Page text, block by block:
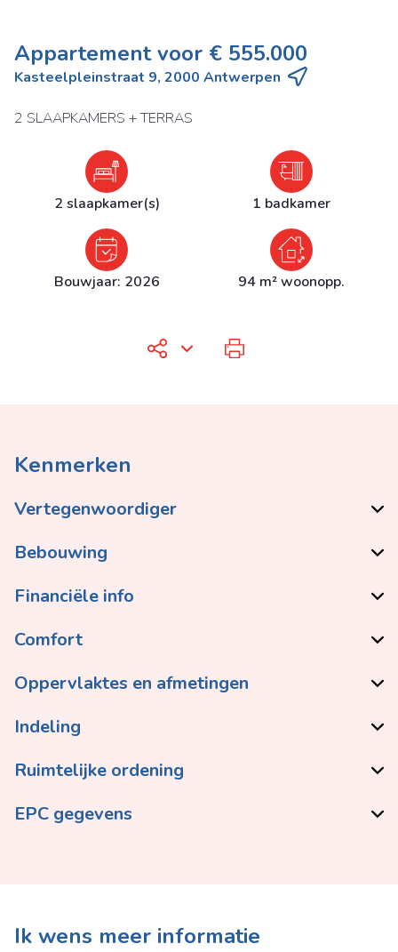
Appartement voor € 555.000
Kasteelpleinstraat 9, 2000 Antwerpen
2 SLAAPKAMERS + TERRAS
2 slaapkamer(s) 1 badkamer
Bouwjaar: 2026 94 m² woonopp.
Kenmerken
Vertegenwoordiger
Bebouwing
Financiële info
Comfort
Oppervlaktes en afmetingen
Indeling
Ruimtelijke ordening
EPC gegevens
Ik wens meer informatie